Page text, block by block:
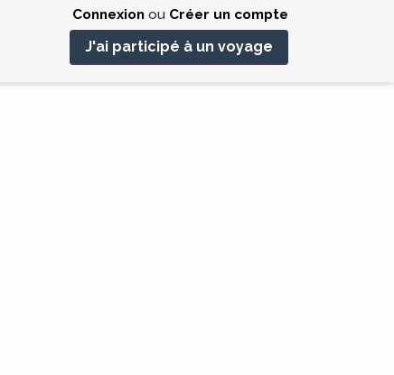
Connexionou Créer un compte
J'ai participé à un voyage